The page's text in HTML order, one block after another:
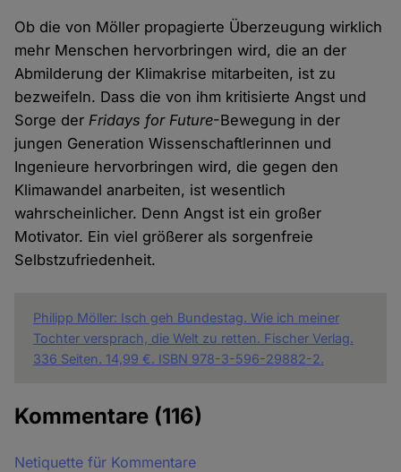
Ob die von Möller propagierte Überzeugung wirklich
mehr Menschen hervorbringen wird, die an der
Abmilderung der Klimakrise mitarbeiten, ist zu
bezweifeln. Dass die von ihm kritisierte Angst und
Sorge der Fridays for Future-Bewegung in der
jungen Generation Wissenschaftlerinnen und
Ingenieure hervorbringen wird, die gegen den
Klimawandel anarbeiten, ist wesentlich
wahrscheinlicher. Denn Angst ist ein großer
Motivator. Ein viel größerer als sorgenfreie
Selbstzufriedenheit.
Philipp Möller: Isch geh Bundestag. Wie ich meiner
Tochter versprach, die Welt zu retten. Fischer Verlag.
336 Seiten. 14,99 €. ISBN 978-3-596-29882-2.
Kommentare (116)
Netiquette für Kommentare